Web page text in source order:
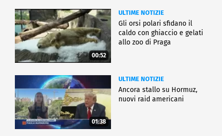
00:52
ULTIME NOTIZIE
Gli orsi polari sfidano il
caldo con ghiaccio e gelati
allo zoo di Praga
01:38
ULTIME NOTIZIE
Ancora stallo su Hormuz,
nuovi raid americani